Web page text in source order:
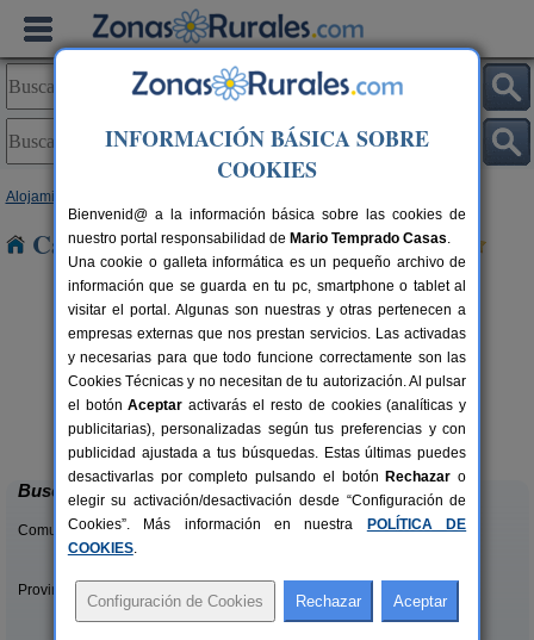
Alojamientos
Casas Rurales cerca de Nocina
20+1 pers.
desde25 €
La Casa del Lago de Campoo
Orzales (Cantabria)
Buscar
Comunidades:
Provincias/Islas:
INFORMACIÓN BÁSICA SOBRE
COOKIES
Bienvenid@ a la información básica sobre las cookies de
nuestro portal responsabilidad de Mario Temprado Casas.
Una cookie o galleta informática es un pequeño archivo de
información que se guarda en tu pc, smartphone o tablet al
visitar el portal. Algunas son nuestras y otras pertenecen a
empresas externas que nos prestan servicios. Las activadas
y necesarias para que todo funcione correctamente son las
Cookies Técnicas y no necesitan de tu autorización. Al pulsar
el botónAceptar activarás el resto de cookies (analíticas y
publicitarias), personalizadas según tus preferencias y con
publicidad ajustada a tus búsquedas. Estas últimas puedes
desactivarlas por completo pulsando el botón Rechazar o
elegir su activación/desactivación desde “Configuración de
Cookies”. Más información en nuestra
POLÍTICA DE
COOKIES.